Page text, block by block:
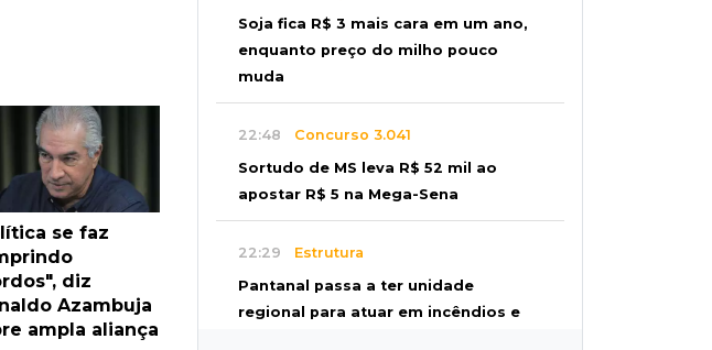
se faz
diz
Azambuja
ampla aliança
Soja fica R$ 3 mais cara em um ano,
enquanto preço do milho pouco
muda
22:48 Concurso 3.041
Sortudo de MS leva R$ 52 mil ao
apostar R$ 5 na Mega-Sena
22:29 Estrutura
Pantanal passa a ter unidade
regional para atuar em incêndios e